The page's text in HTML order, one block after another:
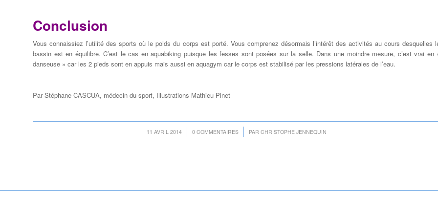
Conclusion
Vous connaissiez l’utilité des sports où le poids du corps est porté. Vous comprenez désormais l’intérêt des activités au cours desquelles
bassin est en équilibre. C’est le cas en aquabiking puisque les fesses sont posées sur la selle. Dans une moindre mesure, c’est vrai en
danseuse » car les 2 pieds sont en appuis mais aussi en aquagym car le corps est stabilisé par les pressions latérales de l’eau.
Par Stéphane CASCUA, médecin du sport, Illustrations Mathieu Pinet
11 AVRIL 2014
/ 0 COMMENTAIRES
/ PAR CHRISTOPHE JENNEQUIN